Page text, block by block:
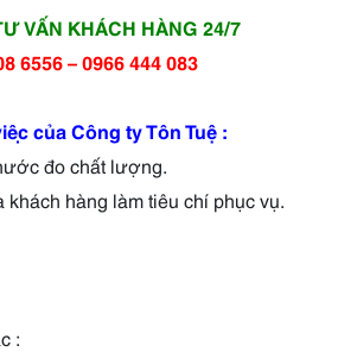
VẤN KHÁCH HÀNG 24/7
6556 – 0966 444 083
của Công ty Tôn Tuệ :
đo chất lượng.
hàng làm tiêu chí phục vụ.
: